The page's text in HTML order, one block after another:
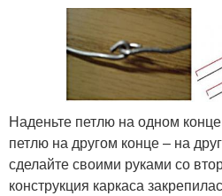
Наденьте петлю на одном конце
петлю на другом конце – на
сделайте своими руками со
конструкция каркаса